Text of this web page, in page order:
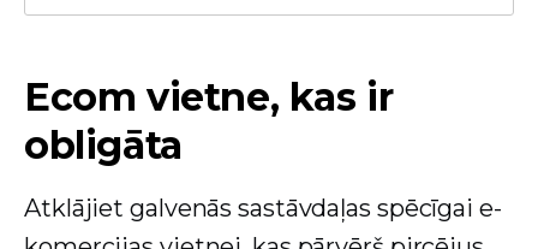
Ecom vietne, kas ir
obligāta
Atklājiet galvenās sastāvdaļas spēcīgai e-